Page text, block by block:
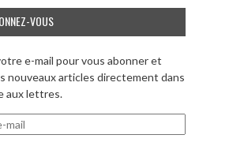
VOUS
e-mail pour vous abonner et
nouveaux articles directement dans
aux lettres.